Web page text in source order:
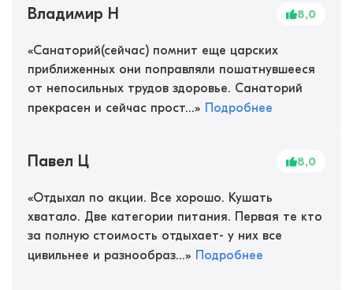
Владимир Н 8,0
«Санаторий(сейчас) помнит еще царских
приближенных они поправляли пошатнувшееся
от непосильных трудов здоровье. Санаторий
прекрасен и сейчас прост...» Подробнее
Павел Ц 8,0
«Отдыхал по акции. Все хорошо. Кушать
хватало. Две категории питания. Первая те кто
за полную стоимость отдыхает- у них все
цивильнее и разнообраз...» Подробнее